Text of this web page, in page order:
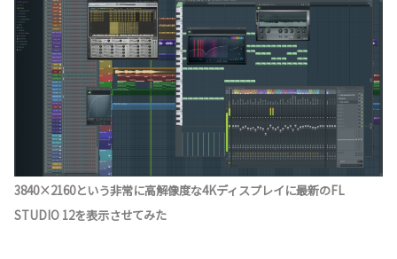
3840×2160という非常に高解像度な4Kディスプレイに最新のFL
STUDIO 12を表示させてみた